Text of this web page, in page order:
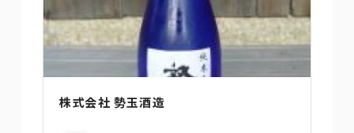
株式会社 勢玉酒造